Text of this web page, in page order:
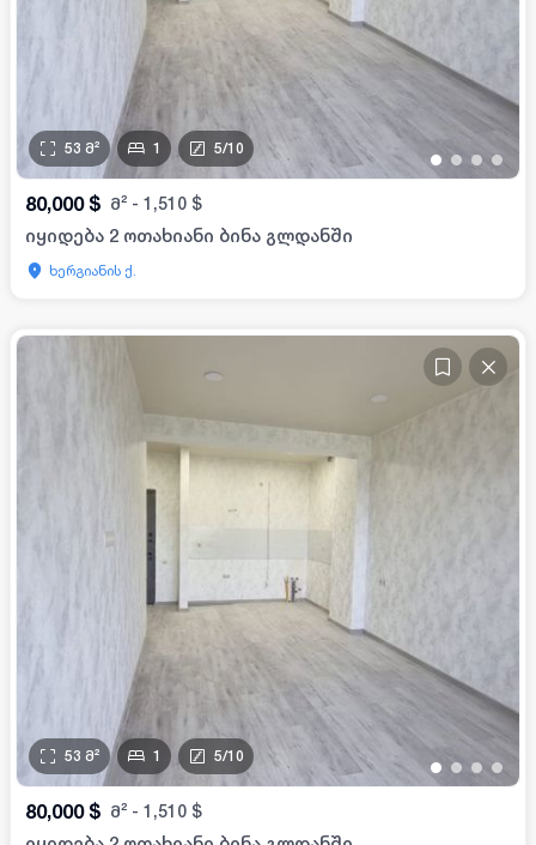
• • • •
53 მ² 1 5/10
80,000 $ მ² - 1,510 $
იყიდება 2 ოთახიანი ბინა გლდანში
ხერგიანის ქ.
• • • •
53 მ² 1 5/10
80,000 $ მ² - 1,510 $